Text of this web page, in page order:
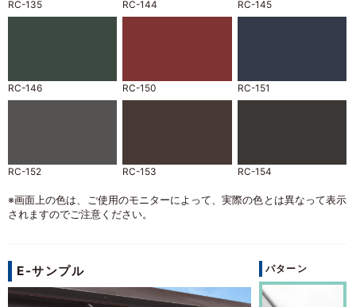
RC-135 RC-144 RC-145
RC-146 RC-150 RC-151
RC-152 RC-153 RC-154
※画面上の色は、ご使用のモニターによって、実際の色とは異なって表示
されますのでご注意ください。
E-サンプル パターン